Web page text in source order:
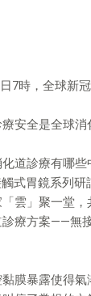
7時，全球新
安全是全球
道診療有哪些
式胃鏡系列
雲」聚一堂
療方案——無
膜暴露使得